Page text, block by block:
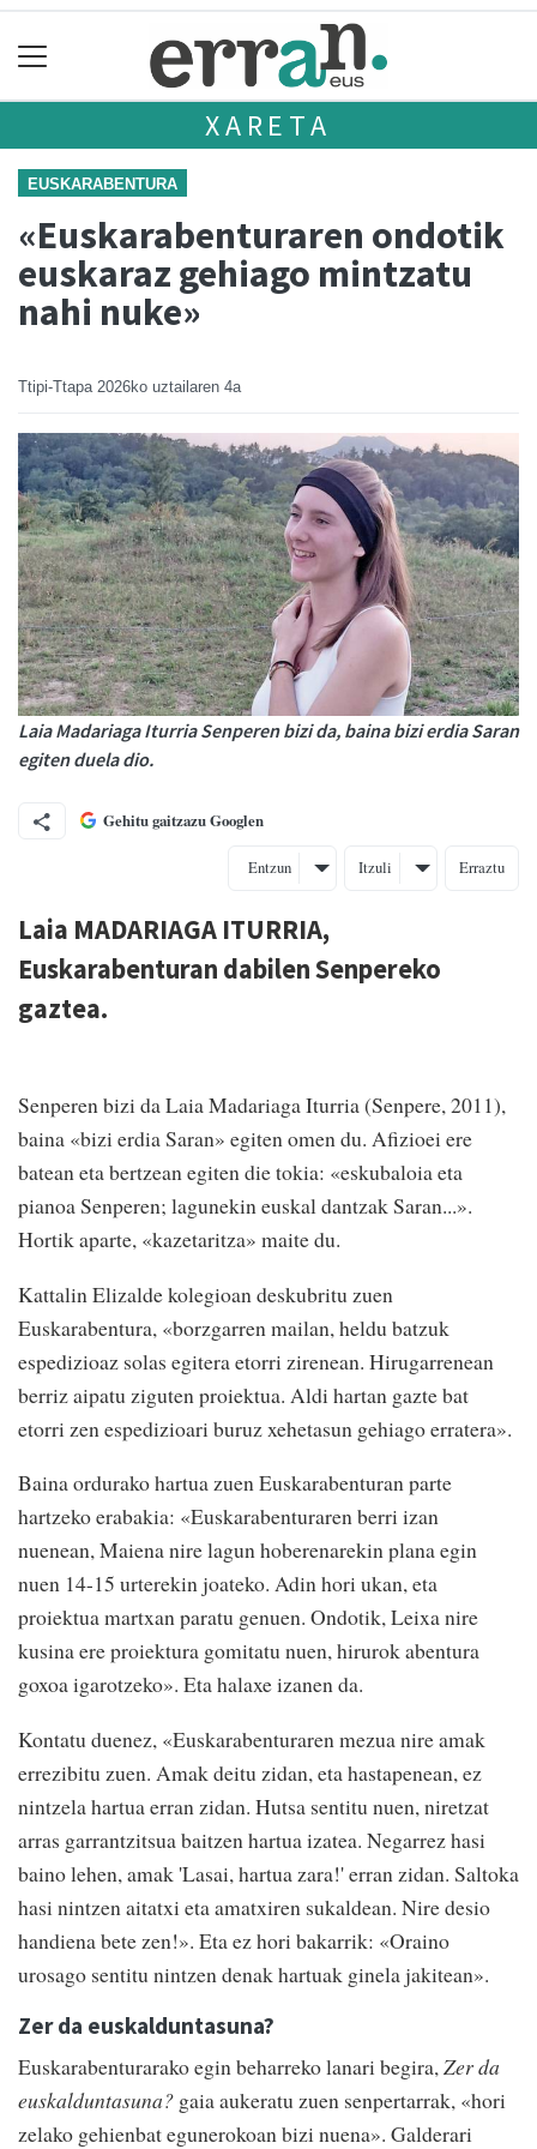
XARETA
EUSKARABENTURA
«Euskarabenturaren ondotik
euskaraz gehiago mintzatu
nahi nuke»
Ttipi-Ttapa 2026ko uztailaren 4a
Laia Madariaga Iturria Senperen bizi da, baina bizi erdia Saran
egiten duela dio.
Gehitu gaitzazu Googlen
Entzun Itzuli Erraztu
Laia MADARIAGA ITURRIA,
Euskarabenturan dabilen Senpereko
gaztea.
Senperen bizi da Laia Madariaga Iturria (Senpere, 2011),
baina «bizi erdia Saran» egiten omen du. Afizioei ere
batean eta bertzean egiten die tokia: «eskubaloia eta
pianoa Senperen; lagunekin euskal dantzak Saran...».
Hortik aparte, «kazetaritza» maite du.
Kattalin Elizalde kolegioan deskubritu zuen
Euskarabentura, «borzgarren mailan, heldu batzuk
espedizioaz solas egitera etorri zirenean. Hirugarrenean
berriz aipatu ziguten proiektua. Aldi hartan gazte bat
etorri zen espedizioari buruz xehetasun gehiago erratera».
Baina ordurako hartua zuen Euskarabenturan parte
hartzeko erabakia: «Euskarabenturaren berri izan
nuenean, Maiena nire lagun hoberenarekin plana egin
nuen 14-15 urterekin joateko. Adin hori ukan, eta
proiektua martxan paratu genuen. Ondotik, Leixa nire
kusina ere proiektura gomitatu nuen, hirurok abentura
goxoa igarotzeko». Eta halaxe izanen da.
Kontatu duenez, «Euskarabenturaren mezua nire amak
errezibitu zuen. Amak deitu zidan, eta hastapenean, ez
nintzela hartua erran zidan. Hutsa sentitu nuen, niretzat
arras garrantzitsua baitzen hartua izatea. Negarrez hasi
baino lehen, amak 'Lasai, hartua zara!' erran zidan. Saltoka
hasi nintzen aitatxi eta amatxiren sukaldean. Nire desio
handiena bete zen!». Eta ez hori bakarrik: «Oraino
urosago sentitu nintzen denak hartuak ginela jakitean».
Zer da euskalduntasuna?
Euskarabenturarako egin beharreko lanari begira, Zer da
euskalduntasuna? gaia aukeratu zuen senpertarrak, «hori
zelako gehienbat egunerokoan bizi nuena». Galderari